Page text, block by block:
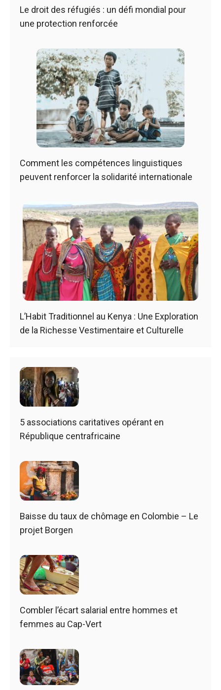
Le droit des réfugiés : un défi mondial pour
une protection renforcée
Comment les compétences linguistiques
peuvent renforcer la solidarité internationale
L’Habit Traditionnel au Kenya : Une Exploration
de la Richesse Vestimentaire et Culturelle
5 associations caritatives opérant en
République centrafricaine
Baisse du taux de chômage en Colombie – Le
projet Borgen
Combler l’écart salarial entre hommes et
femmes au Cap-Vert